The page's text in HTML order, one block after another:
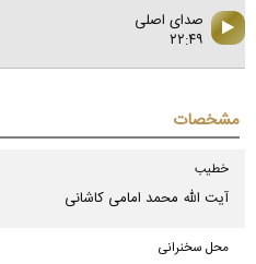
صدای اصلی
۲۲:۴۹
مشخصات
خطیب
آیت الله محمد امامی کاشانی
محل سخنرانی